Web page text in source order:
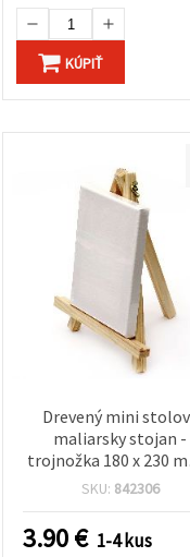
KÚPIŤ
Drevený mini
maliarsky stojan -
trojnožka 180 x 230
napnutým plátnom
SKU: 842306
3.90€ 1-4 kus